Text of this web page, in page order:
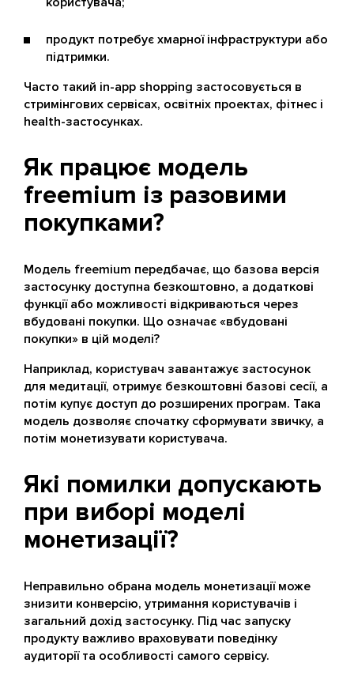
продукт потребує хмарної інфраструктури або
підтримки.
Часто такий in-app shopping застосовується в
стримінгових сервісах, освітніх проектах, фітнес і
health-застосунках.
Як працює модель
freemium із разовими
покупками?
Модель freemium передбачає, що базова версія
застосунку доступна безкоштовно, а додаткові
функції або можливості відкриваються через
вбудовані покупки. Що означає «вбудовані
покупки» в цій моделі?
Наприклад, користувач завантажує застосунок
для медитації, отримує безкоштовні базові сесії, а
потім купує доступ до розширених програм. Така
модель дозволяє спочатку сформувати звичку, а
потім монетизувати користувача.
Які помилки допускають
при виборі моделі
монетизації?
Неправильно обрана модель монетизації може
знизити конверсію, утримання користувачів і
загальний дохід застосунку. Під час запуску
продукту важливо враховувати поведінку
аудиторії та особливості самого сервісу.